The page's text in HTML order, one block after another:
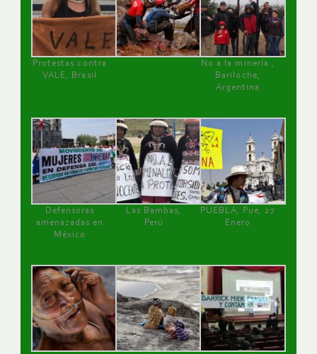
Protestas contra
VALE, Brasil
No a la minería ,
Bariloche,
Argentina
Defensoras
amenazadas en
México
Las Bambas,
Perú
PUEBLA, Pue, 27
Enero